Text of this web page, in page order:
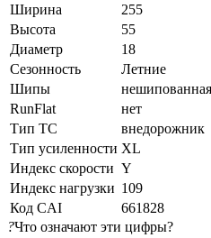
Ширина
255
Высота
55
Диаметр
18
Сезонность
Летние
Шипы
нешипованная
RunFlat
нет
Тип ТС
внедорожник
Тип усиленности XL
Индекс скорости Y
Индекс нагрузки 109
Код CAI
661828
?Что означают эти цифры?